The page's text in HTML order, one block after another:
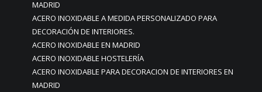
MADRID
ACERO INOXIDABLE A MEDIDA PERSONALIZADO PARA
DECORACIÓN DE INTERIORES.
ACERO INOXIDABLE EN MADRID
ACERO INOXIDABLE HOSTELERÍA
ACERO INOXIDABLE PARA DECORACION DE INTERIORES EN
MADRID